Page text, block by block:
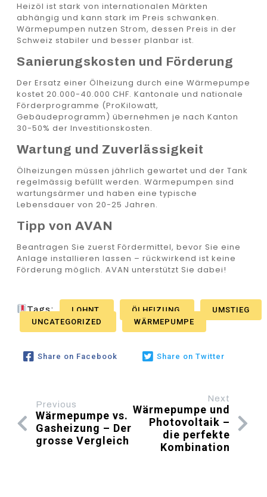
Heizöl ist stark von internationalen Märkten
abhängig und kann stark im Preis schwanken.
Wärmepumpen nutzen Strom, dessen Preis in der
Schweiz stabiler und besser planbar ist.
Sanierungskosten und Förderung
Der Ersatz einer Ölheizung durch eine Wärmepumpe
kostet 20.000-40.000 CHF. Kantonale und nationale
Förderprogramme (ProKilowatt,
Gebäudeprogramm) übernehmen je nach Kanton
30-50% der Investitionskosten.
Wartung und Zuverlässigkeit
Ölheizungen müssen jährlich gewartet und der Tank
regelmässig befüllt werden. Wärmepumpen sind
wartungsärmer und haben eine typische
Lebensdauer von 20-25 Jahren.
Tipp von AVAN
Beantragen Sie zuerst Fördermittel, bevor Sie eine
Anlage installieren lassen – rückwirkend ist keine
Förderung möglich. AVAN unterstützt Sie dabei!
Tags: LOHNT ÖLHEIZUNG
UMSTIEG
UNCATEGORIZED
WÄRMEPUMPE
Share on Facebook Share on Twitter
Previous
Wärmepumpe vs.
Gasheizung – Der
grosse Vergleich
Next
Wärmepumpe und
Photovoltaik –
die perfekte
Kombination